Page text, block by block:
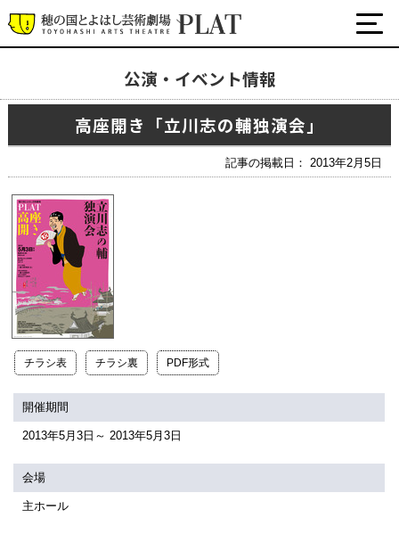
公式SNS
サービス
座席表
公演・イベント情報
高座開き「立川志の輔独演会」
記事の掲載日： 2013年2月5日
チラシ表 チラシ裏 PDF形式
開催期間
2013年5月3日～ 2013年5月3日
会場
主ホール
最新の公演・イベント情報
演劇・ダンス・音楽など
イベント
プラットについて
チケット・座席表・鑑賞サポートなど
施設の利用について
サポート
関連団体・施設